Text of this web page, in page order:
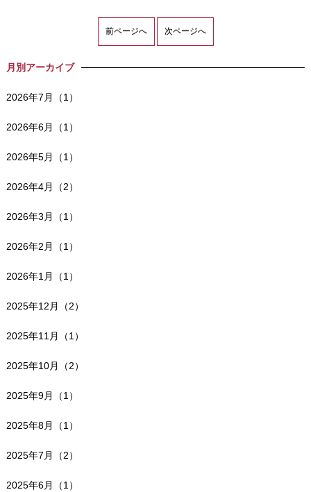
前ページへ 次ページへ
月別アーカイブ
2026年7月（1）
2026年6月（1）
2026年5月（1）
2026年4月（2）
2026年3月（1）
2026年2月（1）
2026年1月（1）
2025年12月（2）
2025年11月（1）
2025年10月（2）
2025年9月（1）
2025年8月（1）
2025年7月（2）
2025年6月（1）